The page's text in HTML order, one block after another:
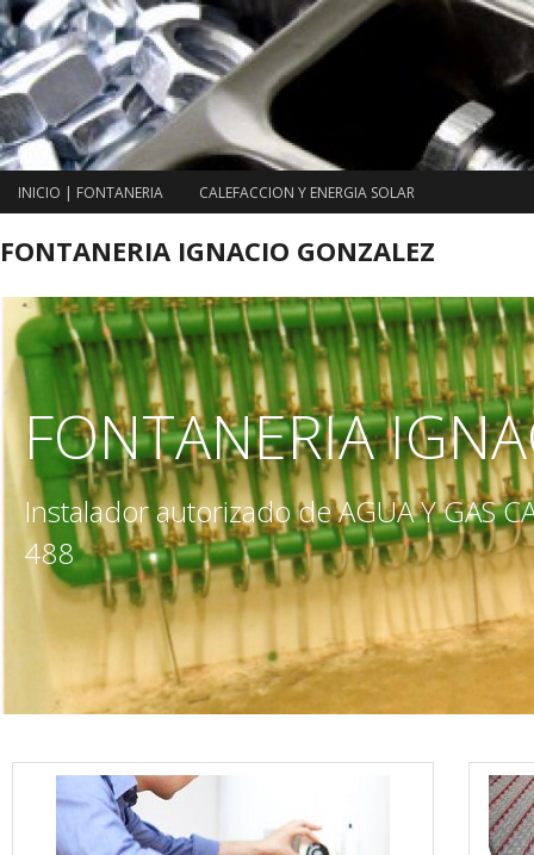
Saltar
al
contenido
INICIO | FONTANERIA CALEFACCION Y ENERGIA SOLAR
FONTANERIA IGNACIO GONZALEZ
FONTANERIA
Instalador autorizado de AGUA Y GAS
488